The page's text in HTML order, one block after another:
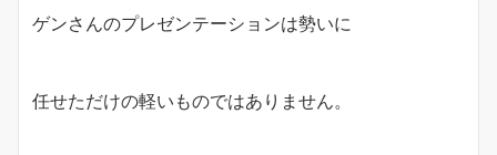
ゲンさんのプレゼンテーションは勢いに
任せただけの軽いものではありません。